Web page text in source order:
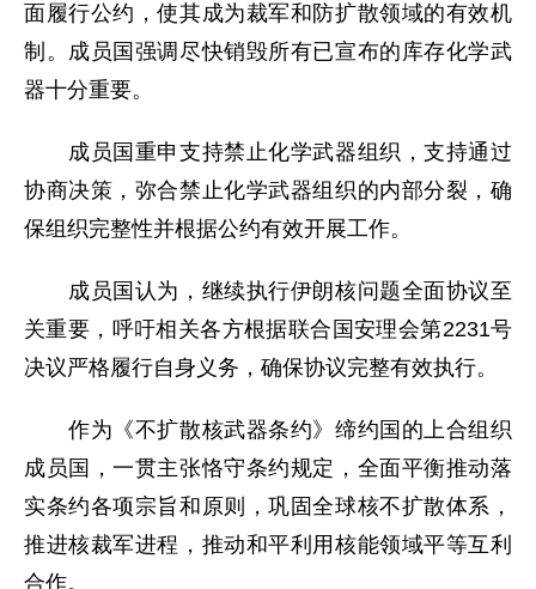
面履行公约，使其成为裁军和防扩散领域的有效机
制。成员国强调尽快销毁所有已宣布的库存化学武
器十分重要。
成员国重申支持禁止化学武器组织，支持通过
协商决策，弥合禁止化学武器组织的内部分裂，确
保组织完整性并根据公约有效开展工作。
成员国认为，继续执行伊朗核问题全面协议至
关重要，呼吁相关各方根据联合国安理会第2231号
决议严格履行自身义务，确保协议完整有效执行。
作为《不扩散核武器条约》缔约国的上合组织
成员国，一贯主张恪守条约规定，全面平衡推动落
实条约各项宗旨和原则，巩固全球核不扩散体系，
推进核裁军进程，推动和平利用核能领域平等互利
合作。